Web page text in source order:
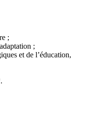
;
;
et de l’éducation,